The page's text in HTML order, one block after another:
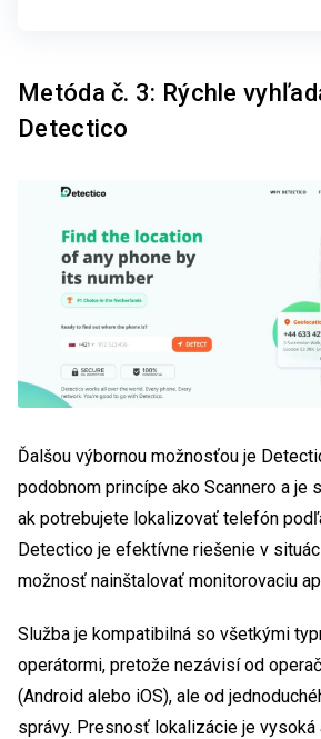
Metóda č. 3: Rýchle
Detectico
Ďalšou výbornou možnosťou je
podobnom princípe ako Scannero a je
ak potrebujete lokalizovať telefón
Detectico je efektívne riešenie v
možnosť nainštalovať monitorovaciu
Služba je kompatibilná so všetkými
operátormi, pretože nezávisí od
(Android alebo iOS), ale od
správy. Presnosť lokalizácie je